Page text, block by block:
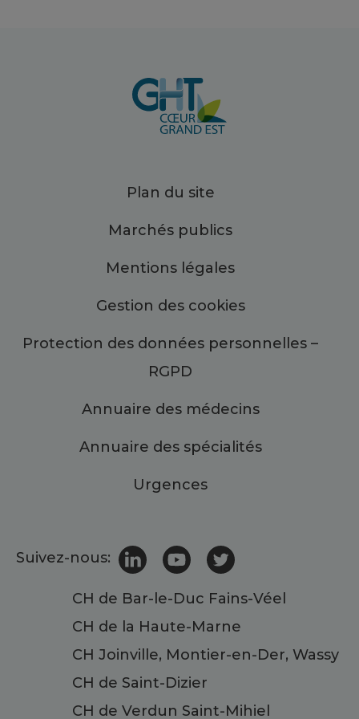
Plan du site
Marchés publics
Mentions légales
Gestion des cookies
Protection des données personnelles –
RGPD
Annuaire des médecins
Annuaire des spécialités
Urgences
Suivez-nous:
CH de Bar-le-Duc Fains-Véel
CH de la Haute-Marne
CH Joinville, Montier-en-Der, Wassy
CH de Saint-Dizier
CH de Verdun Saint-Mihiel